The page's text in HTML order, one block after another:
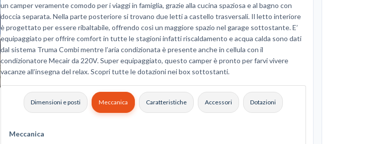
un camper veramente comodo per i viaggi in famiglia, grazie alla cucina spaziosa e al bagno con
doccia separata. Nella parte posteriore si trovano due letti a castello trasversali. Il letto interiore
è progettato per essere ribaltabile, offrendo così un maggiore spazio nel garage sottostante. E’
equipaggiato per offrire comfort in tutte le stagioni infatti riscaldamento e acqua calda sono dati
dal sistema Truma Combi mentre l’aria condizionata è presente anche in cellula con il
condizionatore Mecair da 220V. Super equipaggiato, questo camper è pronto per farvi vivere
vacanze all’insegna del relax. Scopri tutte le dotazioni nei box sottostanti.
Dimensioni e posti Meccanica Caratteristiche Accessori Dotazioni
Meccanica